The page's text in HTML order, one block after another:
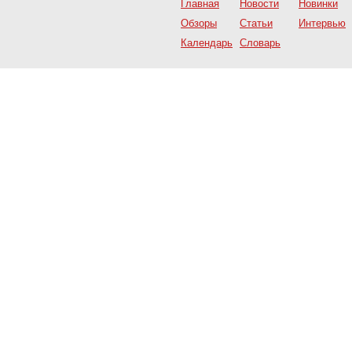
Главная Новости
Новинки
Обзоры
Статьи
Интервью
Календарь Словарь